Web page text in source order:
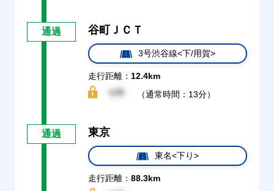
通過 谷町ＪＣＴ
3号渋谷線<下/用賀>
走行距離： 12.4km
（通常時間：13分）
通過 東京
東名<下り>
走行距離： 88.3km